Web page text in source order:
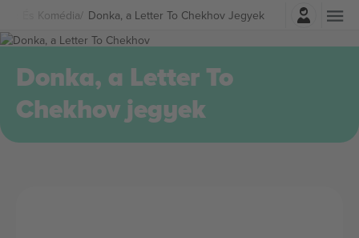
És Komédia Donka, a Letter To Chekhov Jegyek
Belépés
Donka, a Letter To
Chekhov jegyek